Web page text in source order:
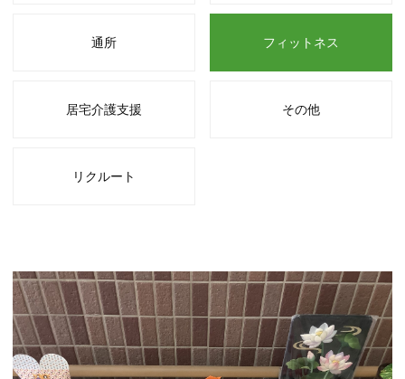
通所 フィットネス
居宅介護支援 その他
リクルート